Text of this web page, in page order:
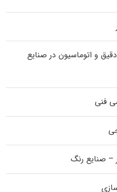
و اتوماسیون در صنایع
فنی
– صنایع رنگ